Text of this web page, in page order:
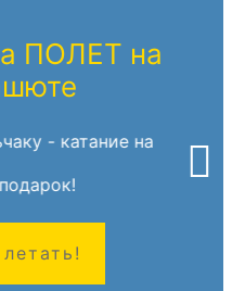
ПОЛЕТ на
- катание на